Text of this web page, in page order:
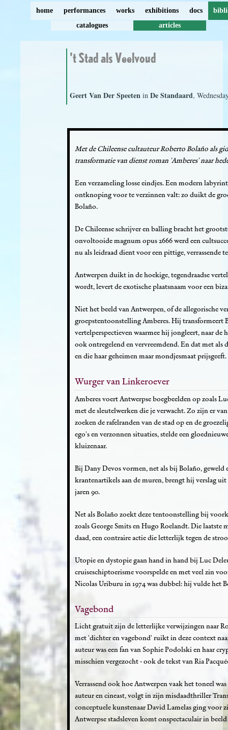
home performances works exhibitions docs
catalogues
articles
't Stad als Veelvoud
Geert Van Der Speeten in De Standaard,
Met de Chileense cultauteur Roberto Bolaño als
transformatie van dienst roman 'Amberes' naar
Een verzameling losse eindjes. Een modern
ontknoping voor te verzinnen valt: zo duikt de
Bolaño.
De Chileense schrijver en balling bracht het
onvoltooide magnum opus 2666 werd een
nu als leidraad dient voor een pittige, verrassende
Antwerpen duikt in de hoekige, tegendraadse
wordt, levert de exotische plaatsnaam voor een
Niet het beeld van Antwerpen, of de allegorische
groepstentoonstelling Amberes. Hij transformeert
vertelperspectieven waarmee hij jongleert, naar de
ook ontregelend en vervreemdend. En dat met
en die haar geheimen maar mondjesmaat
Wurger van Linkeroever
Amberes voert Antwerpse boegbeelden op zoals
met de sleutelwerken die je verwacht. Zo zijn er
zoeken de rafelranden van de stad op en de
ego's en verzonnen situaties, stelde een
kluizenaar.
Bij Dany Devos vormen, net als bij Bolaño,
krantenartikels aan de muren, brengt hij verslag
jaren 90.
Net als Bolaño zoekt deze tentoonstelling bij
zoals George Smits en Hugo Roelandt. Die laatste
daad, een contraire actie die letterlijk tegen de
Utopie en dystopie gaan hand in hand bij Luc
cruiseschiptoerisme voorspelde en met veel zin
Nicolas Uriburu in 1974 was dubbel: hij vulde het
Vagebond
Licht gratuit zijn de letterlijke verwijzingen naar
met 'dichter en vagebond' ruikt in deze context
auteur was een fan van Sophie Podolski en haar
misschien vergezocht - ook de tekst van Ria
Verrassend ook hoe Antwerpen vaak het toneel
auteur en cineast, volgt in zijn misdaadthriller
conceptuele kunstenaar David Lamelas ging voor
Antwerpse stadsleven komt onspectaculair in beeld